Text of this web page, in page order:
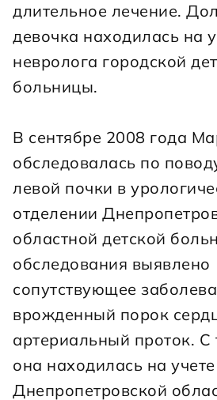
длительное лечение.
девочка находилась на
невролога городской
больницы.
В сентябре 2008 года
обследовалась по
левой почки в
отделении
областной детской
обследования выявлено
сопутствующее
врожденный порок
артериальный проток. С
она находилась на
Днепропетровской